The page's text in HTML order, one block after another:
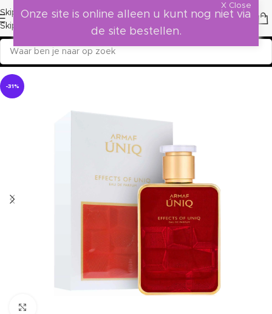
Skip to navigation
Skip to main content
-31%
X Close
Onze site is online alleen u kunt nog niet via
de site bestellen.